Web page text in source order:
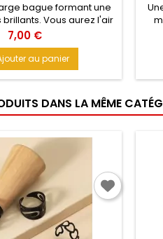
bague formant une
Vous aurez l'air
la haute. Aïe Aïe Aïe.
la voiture officielle !
doré Taille anneau : 1,8
cm
Prix
7,00 €
au panier
DANS LA MÊME